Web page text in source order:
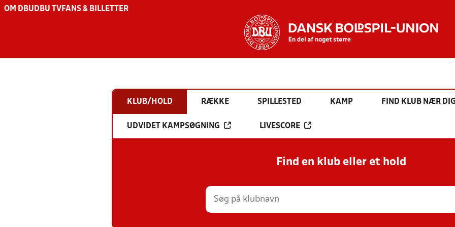
OM DBU DBU TV FANS & BILLETTER
KLUB/HOLD RÆKKE SPILLESTED KAMP FIND KLUB NÆR
UDVIDET KAMPSØGNING LIVESCORE
Find en klub eller et hold